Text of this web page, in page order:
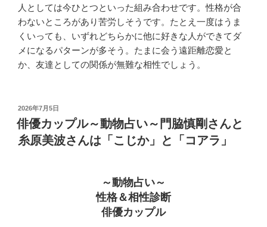
人としては今ひとつといった組み合わせです。性格が合
わないところがあり苦労しそうです。たとえ一度はうま
くいっても、いずれどちらかに他に好きな人ができてダ
メになるパターンが多そう。たまに会う遠距離恋愛と
か、友達としての関係が無難な相性でしょう。
投
稿
日:
2026年7月5日
俳優カップル～動物占い～門脇慎剛さんと
糸原美波さんは「こじか」と「コアラ」
～動物占い～
性格＆相性診断
俳優カップル